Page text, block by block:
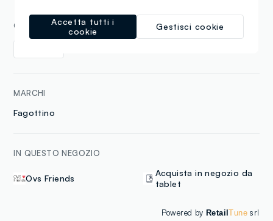
COLLEZIONI
MARCHI
Fagottino
IN QUESTO NEGOZIO
Ovs Friends
Acquista in negozio da
tablet
Powered by RetailTunesrl
Gestisci cookie
Accetta tutti i
cookie